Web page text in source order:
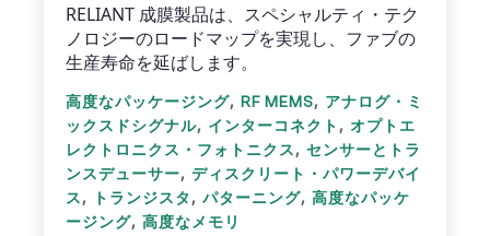
RELIANT 成膜製品は、スペシャルティ・テク
ノロジーのロードマップを実現し、ファブの
生産寿命を延ばします。
高度なパッケージング, RF MEMS, アナログ・ミ
ックスドシグナル, インターコネクト , オプトエ
レクトロニクス・フォトニクス, センサーとトラ
ンスデューサー, ディスクリート・パワーデバイ
ス, トランジスタ , パターニング, 高度なパッケ
ージング, 高度なメモリ